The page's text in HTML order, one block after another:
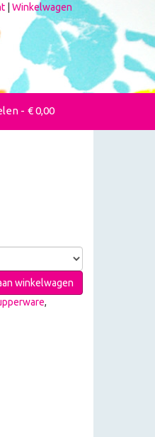
Winkelwagen
€ 0,00
winkelwagen
,